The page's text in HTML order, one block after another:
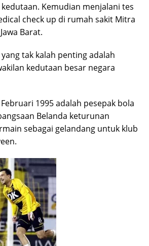
Kemudian menjalani tes
check up di rumah sakit Mitra
Barat.
tak kalah penting adalah
kedutaan besar negara
1995 adalah pesepak bola
Belanda keturunan
sebagai gelandang untuk klub